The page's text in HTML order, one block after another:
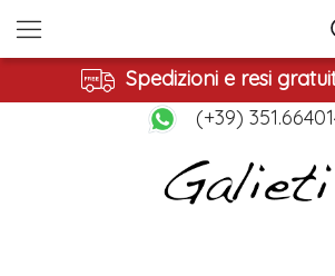
Spedizioni e resi
(+39)